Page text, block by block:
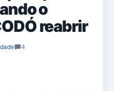
o
reabrir
4